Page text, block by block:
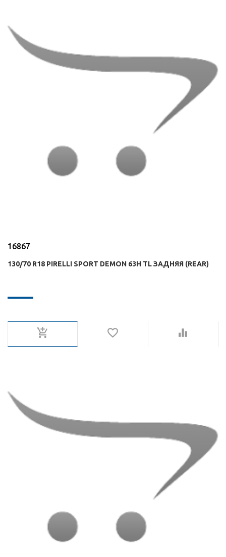
16867
130/70 R18 PIRELLI SPORT DEMON 63H TL ЗАДНЯЯ (REAR)